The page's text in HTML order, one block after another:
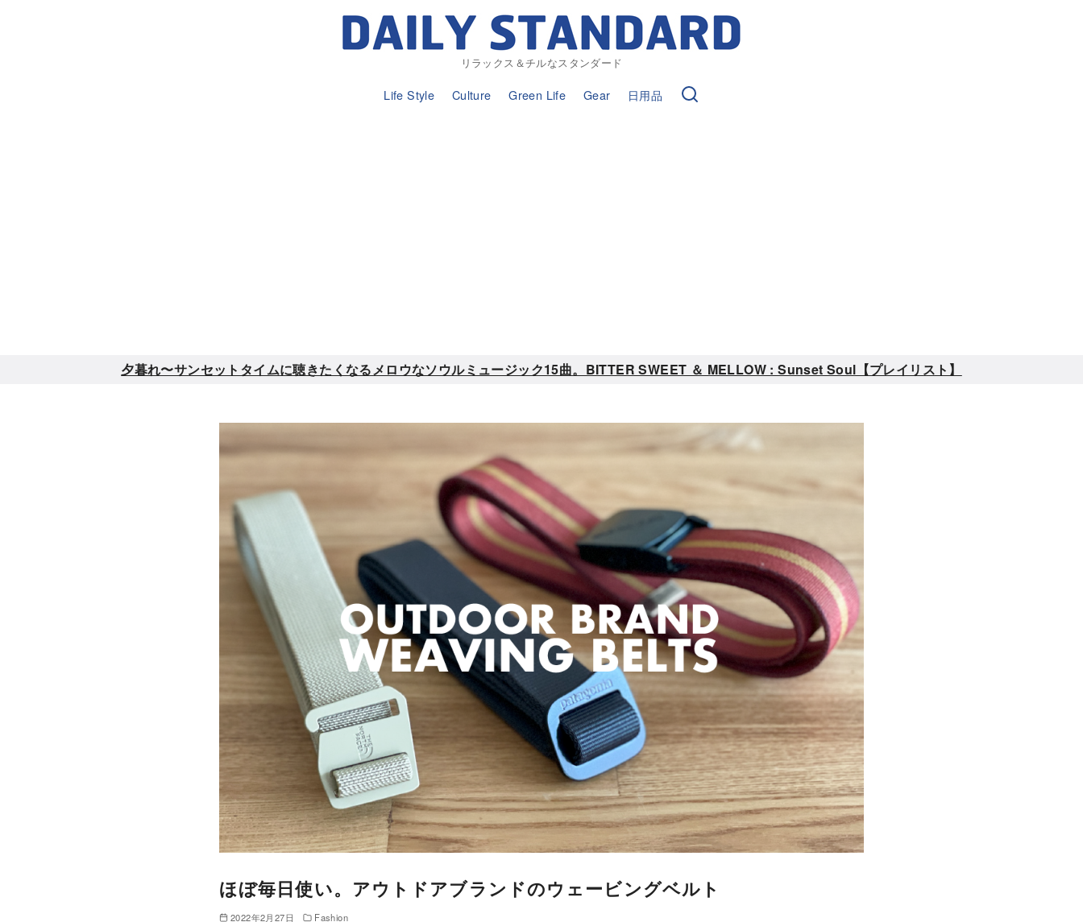
リラックス＆チルなスタンダード
Life Style Culture Green Life Gear 日用品
夕暮れ〜サンセットタイムに聴きたくなるメロウなソウルミュージック15曲。BITTER SWEET ＆ MELLOW : Sunset Soul【プレイリスト】
ほぼ毎日使い。アウトドアブランドのウェービングベルト
2022年2月27日 Fashion